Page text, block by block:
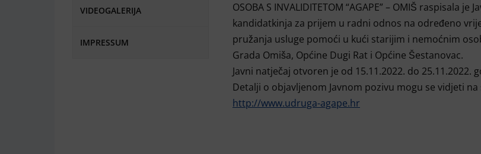
VIDEOGALERIJA
IMPRESSUM
OSOBA S INVALIDITETOM “AGAPE” – OMIŠ raspisala je
kandidatkinja za prijem u radni odnos na određeno
pružanja usluge pomoći u kući starijim i nemoćnim
Grada Omiša, Općine Dugi Rat i Općine Šestanovac.
Javni natječaj otvoren je od 15.11.2022. do 25.11.2022.
Detalji o objavljenom Javnom pozivu mogu se vidjeti
http://www.udruga-agape.hr